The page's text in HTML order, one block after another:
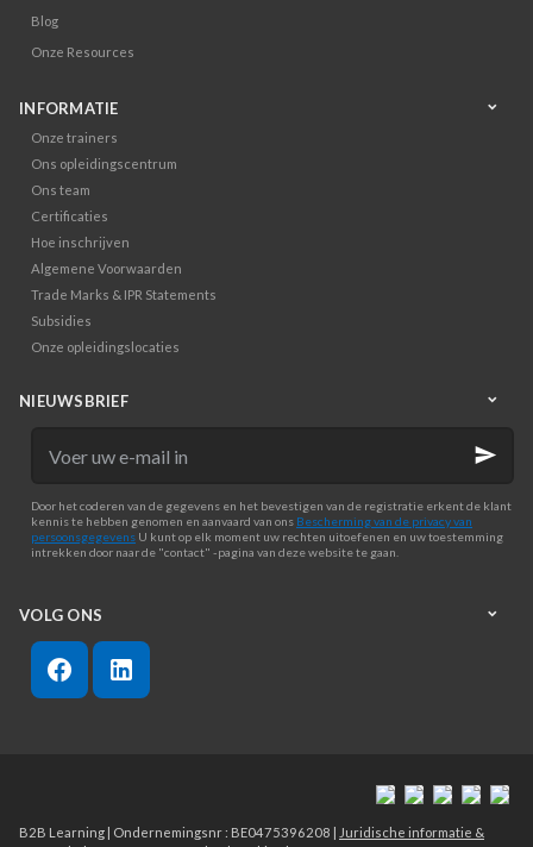
Blog
Onze Resources
INFORMATIE
Onze trainers
Ons opleidingscentrum
Ons team
Certificaties
Hoe inschrijven
Algemene Voorwaarden
Trade Marks & IPR Statements
Subsidies
Onze opleidingslocaties
NIEUWSBRIEF
in
Door het coderen van de gegevens en het bevestigen van de registratie erkent de klant
kennis te hebben genomen en aanvaard van ons Bescherming van de privacy van
persoonsgegevens U kunt op elk moment uw rechten uitoefenen en uw toestemming
intrekken door naar de "contact" -pagina van deze website te gaan.
VOLG ONS
B2B Learning | Ondernemingsnr : BE0475396208 |
Juridische informatie &